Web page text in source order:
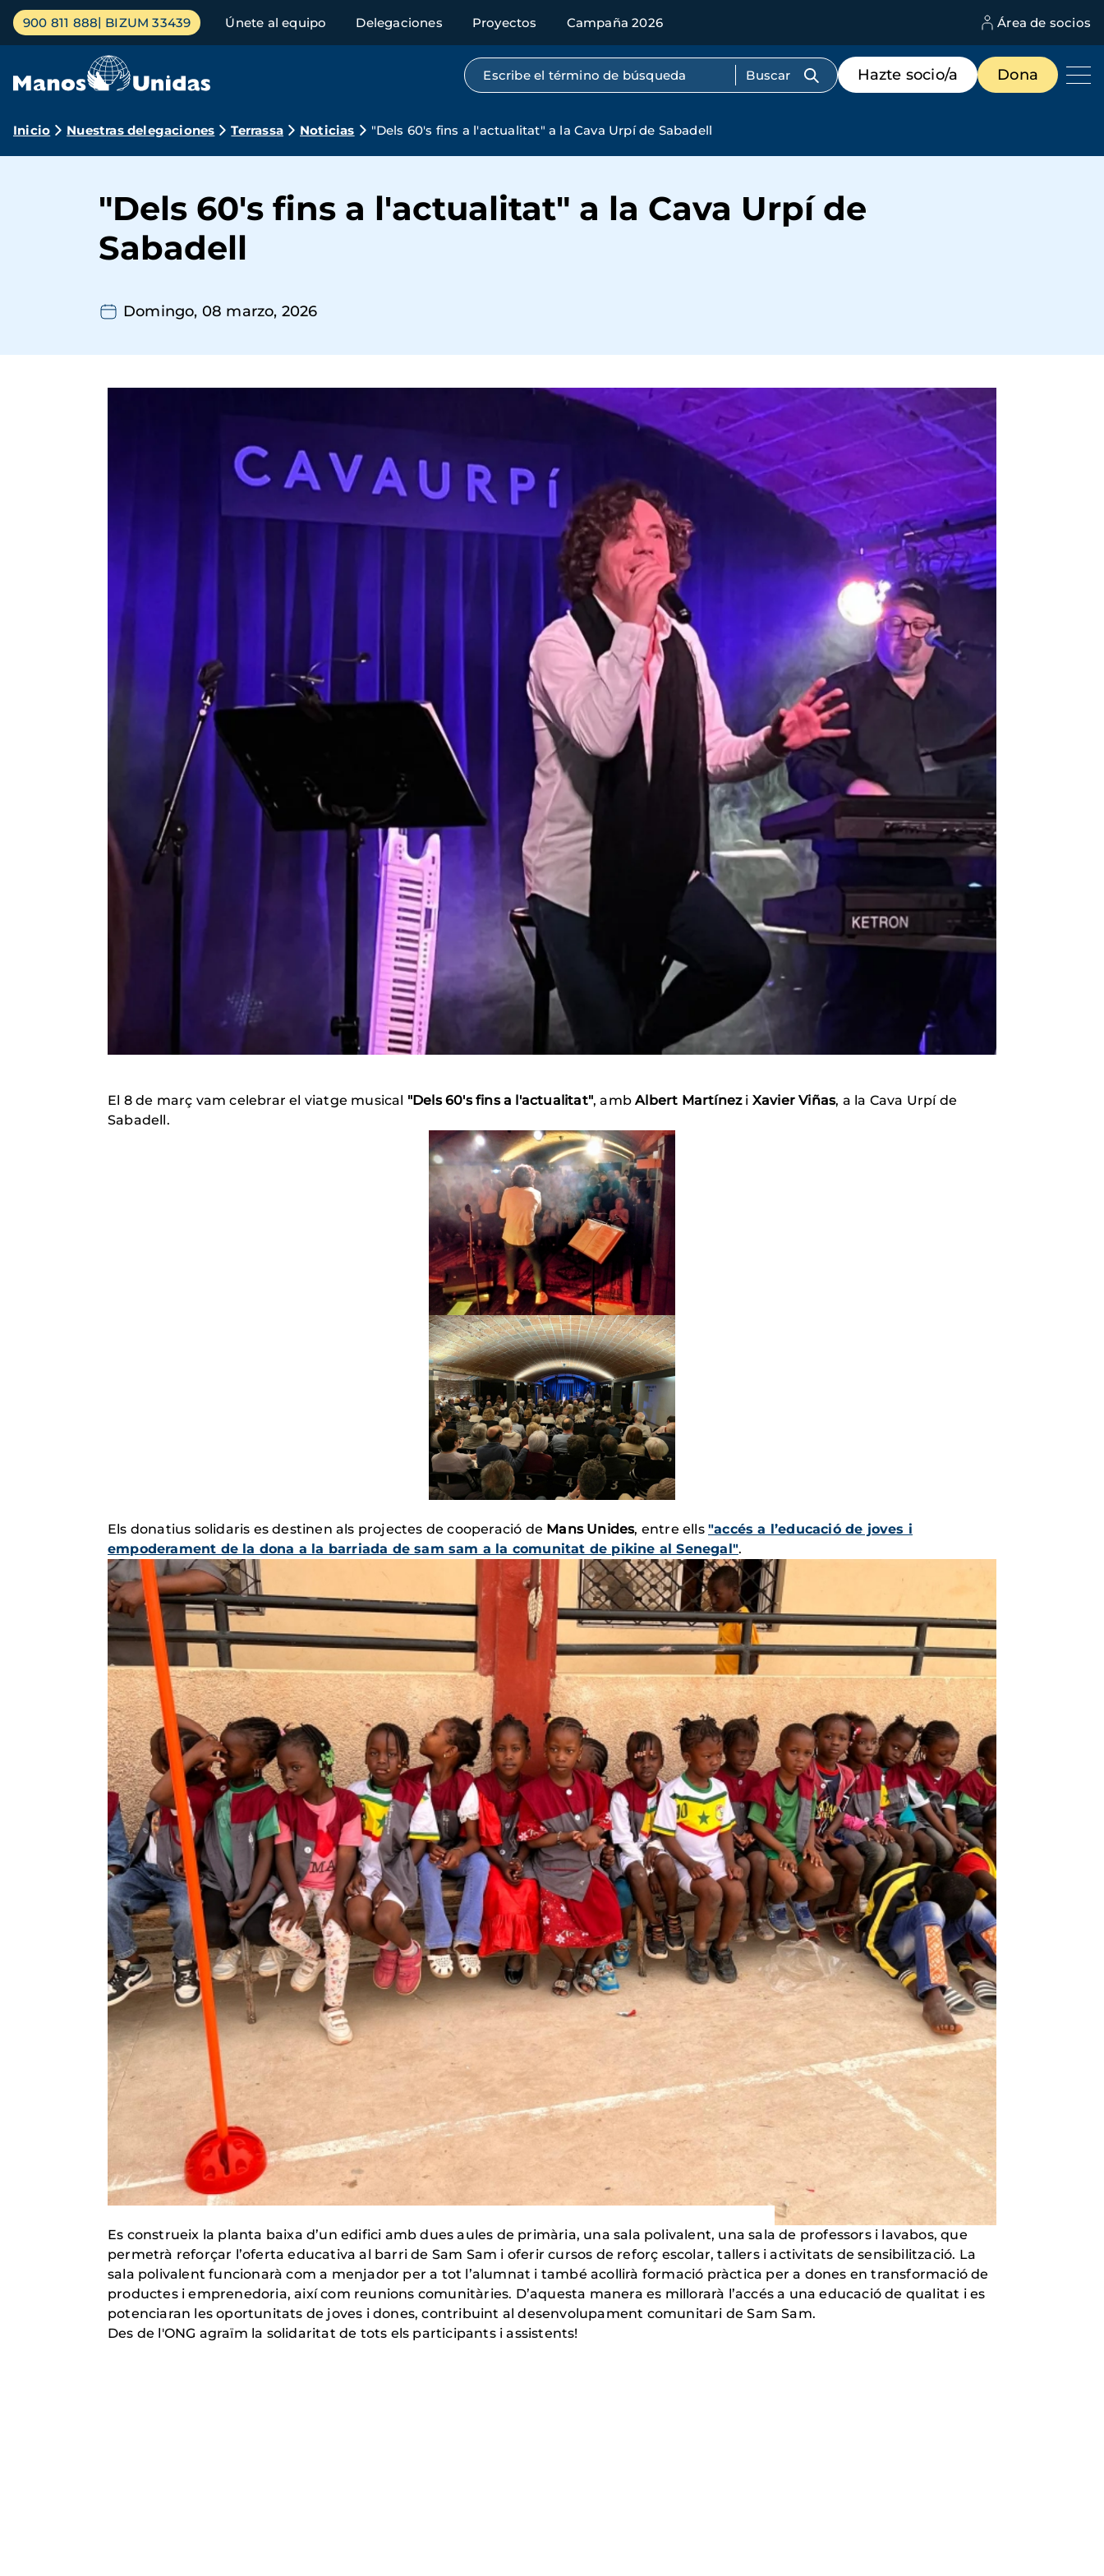
Pasar
contenido
Menú
principal
900 811 888 BIZUM 33439 Únete al equipo Delegaciones Proyectos Campaña 2026 Área de socios
Búsqueda por texto completo
Menú
de
destacados
Hazte socio/a Dona
Ruta
navegación
Inicio Nuestras delegaciones Terrassa Noticias "Dels 60's fins a l'actualitat" a la Cava Urpí de Sabadell
"Dels 60's fins a l'actualitat" a la Cava Urpí de
Sabadell
Domingo, 08 marzo, 2026
El 8 de març vam celebrar el viatge musical "Dels 60's fins a l'actualitat", ambAlbert Martínezi Xavier Viñas, a la Cava Urpí de
Sabadell.
Els donatius solidaris es destinen als projectes de cooperació de Mans Unides, entre ells"accés a l’educació de joves i
empoderament de la dona a la barriada de sam sam a la comunitat de pikine al Senegal".
Es construeix la planta baixa d’un edifici amb dues aules de primària, una sala polivalent, una sala de professors i lavabos, que
permetrà reforçar l’oferta educativa al barri de Sam Sam i oferir cursos de reforç escolar, tallers i activitats de sensibilització. La
sala polivalent funcionarà com a menjador per a tot l’alumnat i també acollirà formació pràctica per a dones en transformació de
productes i emprenedoria, així com reunions comunitàries. D’aquesta manera es millorarà l’accés a una educació de qualitat i es
potenciaran les oportunitats de joves i dones, contribuint al desenvolupament comunitari de Sam Sam.
Des de l'ONG agraïm la solidaritat de tots els participants i assistents!